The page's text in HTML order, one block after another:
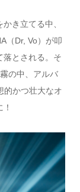
き立てる中、
（Dr, Vo）が叩
落とされる。そ
の中、アルバ
的かつ壮大なオ